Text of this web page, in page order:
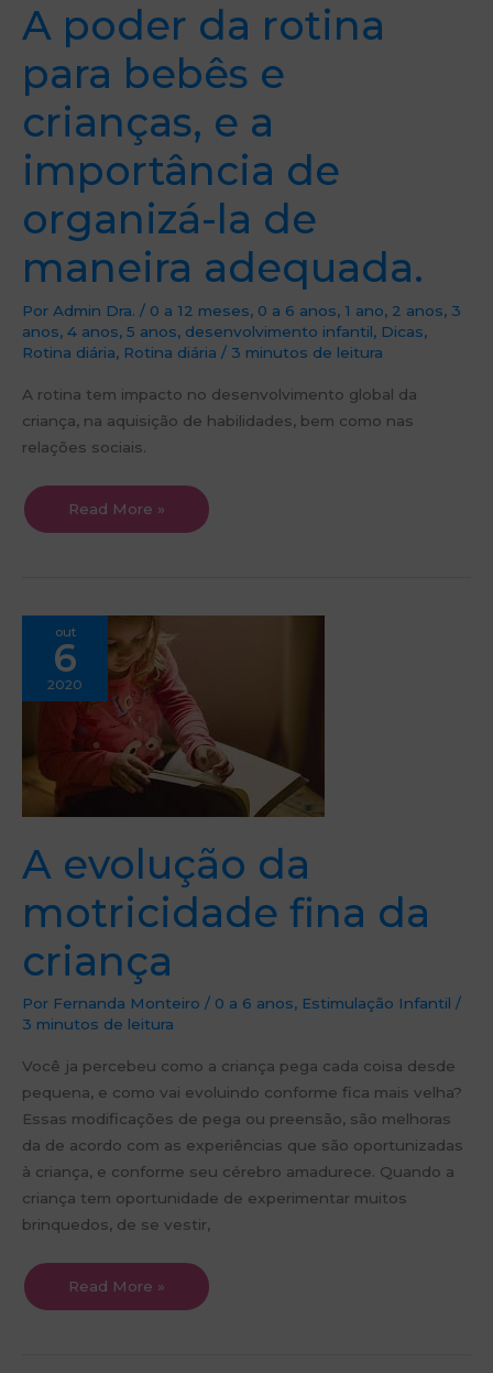
A poder da rotina
para bebês e
crianças, e a
importância de
organizá-la de
maneira adequada.
Por Admin Dra. / 0 a 12 meses, 0 a 6 anos, 1 ano, 2 anos, 3
anos, 4 anos, 5 anos, desenvolvimento infantil, Dicas,
Rotina diária, Rotina diária / 3 minutos de leitura
A rotina tem impacto no desenvolvimento global da
criança, na aquisição de habilidades, bem como nas
relações sociais.
Read More »
out
6
2020
A evolução da
motricidade fina da
criança
Por Fernanda Monteiro / 0 a 6 anos, Estimulação Infantil /
3 minutos de leitura
Você ja percebeu como a criança pega cada coisa desde
pequena, e como vai evoluindo conforme fica mais velha?
Essas modificações de pega ou preensão, são melhoras
da de acordo com as experiências que são oportunizadas
à criança, e conforme seu cérebro amadurece. Quando a
criança tem oportunidade de experimentar muitos
brinquedos, de se vestir,
A
evolução
da
motricidade
fina
da
criança
Read More »